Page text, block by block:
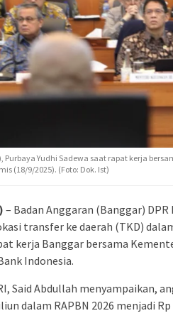
Yudhi Sadewa saat rapat kerja
(18/9/2025). (Foto: Dok. Ist)
– Badan Anggaran (Banggar)
transfer ke daerah (TKD)
kerja Banggar bersama
Indonesia.
Said Abdullah menyampaikan,
dalam RAPBN 2026 menjadi